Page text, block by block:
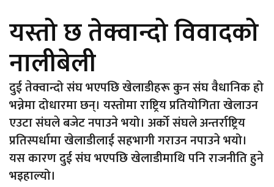
यस्तो छ तेक्वान्दो विवादको
नालीबेली
दुई तेक्वान्दो संघ भएपछि खेलाडीहरू कुन संघ वैधानिक हो
भन्नेमा दोधारमा छन्। यस्तोमा राष्ट्रिय प्रतियोगिता खेलाउन
एउटा संघले बजेट नपाउने भयो। अर्को संघले अन्तर्राष्ट्रिय
प्रतिस्पर्धामा खेलाडीलाई सहभागी गराउन नपाउने भयो।
यस कारण दुई संघ भएपछि खेलाडीमाथि पनि राजनीति हुने
भइहाल्यो।